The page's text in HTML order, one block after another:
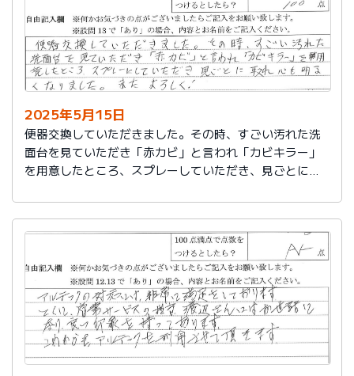
2025年5月15日
便器交換していただきました。その時、すごい汚れた洗
面台を見ていただき「赤カビ」と言われ「カビキラー」
を用意したところ、スプレーしていただき、見ごとに取